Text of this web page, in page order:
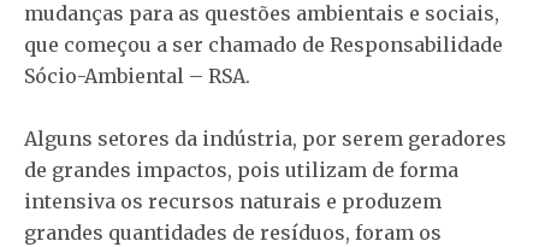
mudanças para as questões ambientais e sociais,
que começou a ser chamado de Responsabilidade
Sócio-Ambiental – RSA.
Alguns setores da indústria, por serem geradores
de grandes impactos, pois utilizam de forma
intensiva os recursos naturais e produzem
grandes quantidades de resíduos, foram os